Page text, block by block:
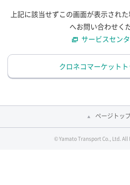
上記に該当せずこの画面が表示され
へお問い合わせく
サービスセン
クロネコマーケット
ページトッ
© Yamato Transport Co., Ltd. All